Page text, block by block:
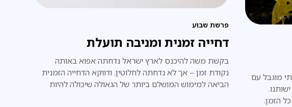
מוגבל עם
הזמן.
פרשת שבוע
דחייה זמנית ומניבה תועלת
בקשת משה להיכנס לארץ ישראל נדחתה אפוא באותה
נקודת זמן – אך לא נדחתה לחלוטין. ודווקא הדחייה הזמנית
הביאה למימוש המושלם ביותר של הגאולה שיכולה להיות